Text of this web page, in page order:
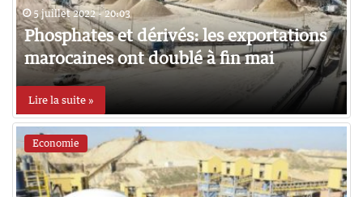
5 juillet 2022 - 20:03
Phosphates et dérivés: les exportations
marocaines ont doublé à fin mai
Lire la suite »
Economie